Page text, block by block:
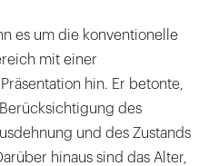
es um die konventionelle
mit einer
hin. Er betonte,
des
und des Zustands
hinaus sind das Alter,